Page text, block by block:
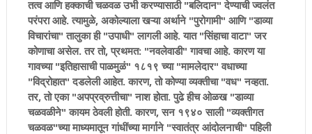
तत्व आणि हक्काची चळवळ उभी करण्यासाठी "बलिदान" देण्याची ज्वलंत
परंपरा आहे. त्यामुळे, अकोल्याला खऱ्या अर्थाने "पुरोगामी" आणि "डाव्या
विचारांचा" तालुका ही "उपाधी" लागली आहे. यात "सिंहाचा वाटा" जर
कोणाचा असेल. तर तो, प्रथमत: "नवलेवाडी" गावचा आहे. कारण या
गावच्या "इतिहासाची पाळमुळं" १८१९ च्या "मामलेदार" वधाच्या
"विद्रोहात" दडलेली आहेत. कारण, तो कोण्या व्यक्तीचा "वध" नव्हता.
तर, तो एका "अपप्रव्रुत्तीचा" नाश होता. पुढे हीच ओळख "डाव्या
चळवळीने" कायम ठेवली होती. कारण, सन १९४० साली "व्यक्तीगत
चळवळ"च्या माध्यमातून गांधींच्या मार्गाने "स्वातंत्र आंदोलनाची" पहिली